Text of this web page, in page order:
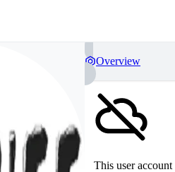
Overview
This user